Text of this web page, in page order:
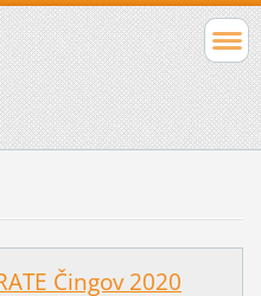
Čingov 2020